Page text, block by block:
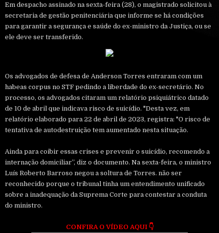
Em despacho assinado na sexta-feira (28), o magistrado solicitou à
secretaria de gestão penitenciária que informe se há condições
para garantir a segurança e saúde do ex-ministro da Justiça, ou se
ele deve ser transferido.
Os advogados de defesa de Anderson Torres entraram com um
habeas corpus no STF pedindo a liberdade do ex-secretário. No
processo, os advogados citaram um relatório psiquiátrico datado
de 10 de abril que indicava risco de suicídio. "Desta vez, em
relatório elaborado para 22 de abril de 2023, registra: "O risco de
tentativa de autodestruição tem aumentado nesta situação.
Ainda para coibir essas crises e prevenir o suicídio, recomendo a
internação domiciliar”, diz o documento. Na sexta-feira, o ministro
Luís Roberto Barroso negou a soltura de Torres. não ser
reconhecido porque o tribunal tinha um entendimento unificado
sobre a inadequação da Suprema Corte para contestar a conduta
do ministro.
CONFIRA O VÍDEO AQUI 👇